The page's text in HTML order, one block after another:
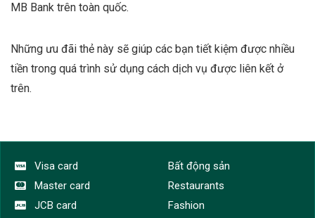
Mua sắm
Nhà hàng
Sản phẩm dịch vụ
Xe - Phương tiện
Tất cả danh mục
MB Bank trên toàn quốc.
Những ưu đãi thẻ này sẽ giúp các bạn tiết kiệm được nhiều
tiền trong quá trình sử dụng cách dịch vụ được liên kết ở
trên.
Visa card
Master card
JCB card
Bất động sản
Restaurants
Fashion